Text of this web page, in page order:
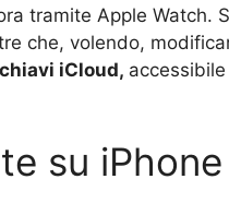
tramite Apple Watch.
che, volendo,
iCloud,
su iPhone